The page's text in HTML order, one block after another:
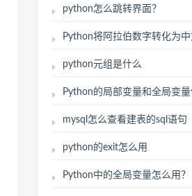
python怎么跳转界面？
Python将阿拉伯数字转化为
python元组是什么
Python的局部变量和全局变
mysql怎么查看建表的sql语句
python的exit怎么用
Python中的全局变量怎么用？